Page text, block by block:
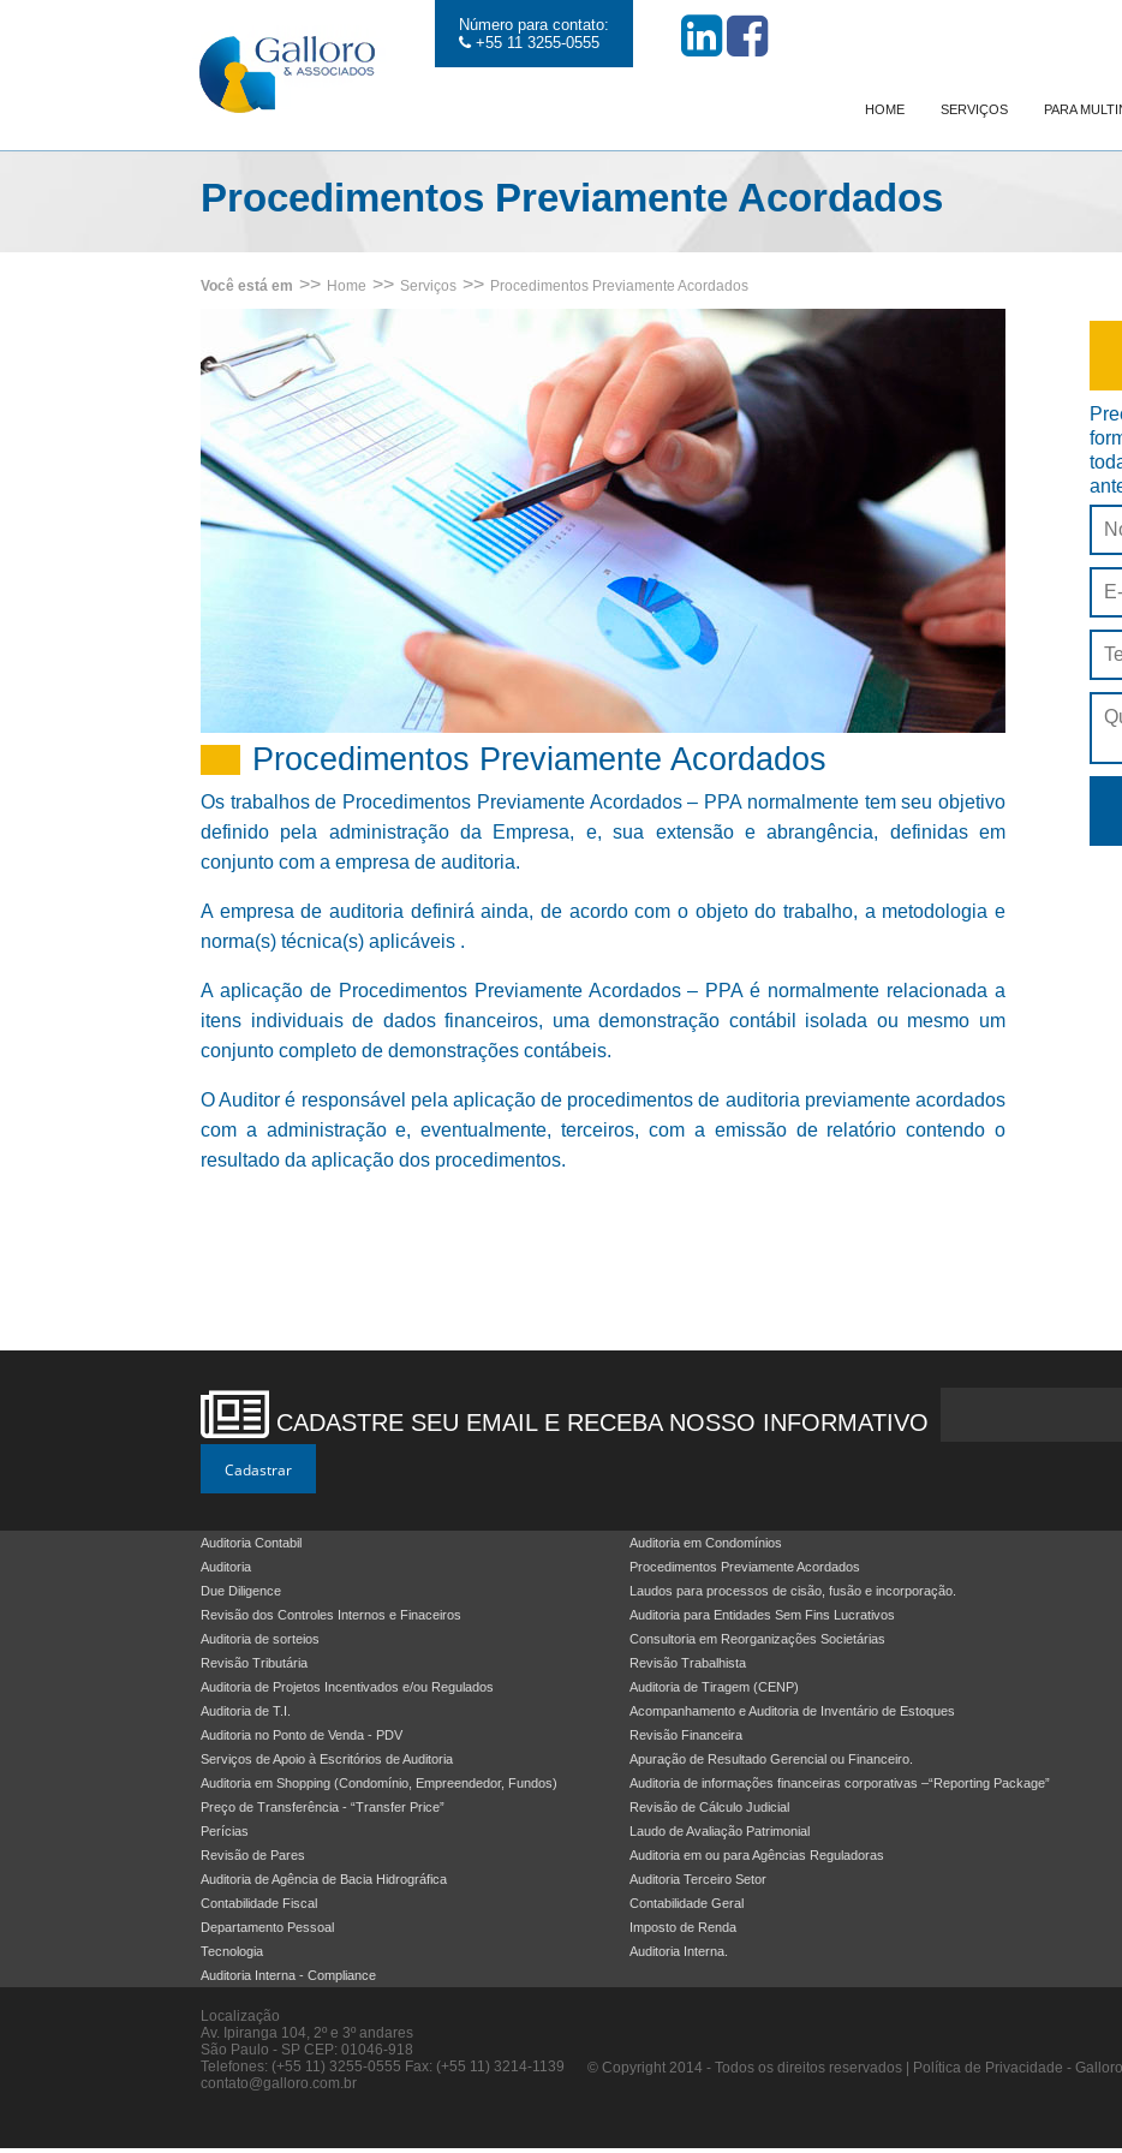
Número para contato:
+55 11 3255-0555
HOME SERVIÇOS PARA
Procedimentos Previamente Acordados
Você está em >> Home >> Serviços >> Procedimentos Previamente Acordados
Procedimentos Previamente Acordados
Os trabalhos de Procedimentos Previamente Acordados – PPA normalmente tem seu objetivo
definido pela administração da Empresa, e, sua extensão e abrangência, definidas em
conjunto com a empresa de auditoria.
A empresa de auditoria definirá ainda, de acordo com o objeto do trabalho, a metodologia e
norma(s) técnica(s) aplicáveis .
A aplicação de Procedimentos Previamente Acordados – PPA é normalmente relacionada a
itens individuais de dados financeiros, uma demonstração contábil isolada ou mesmo um
conjunto completo de demonstrações contábeis.
O Auditor é responsável pela aplicação de procedimentos de auditoria previamente acordados
com a administração e, eventualmente, terceiros, com a emissão de relatório contendo o
resultado da aplicação dos procedimentos.
CADASTRE SEU EMAIL E RECEBA NOSSO INFORMATIVO
Auditoria Contabil
Auditoria em Condomínios
Auditoria
Procedimentos Previamente Acordados
Due Diligence
Laudos para processos de cisão, fusão e incorporação.
Revisão dos Controles Internos e Finaceiros
Auditoria para Entidades Sem Fins Lucrativos
Auditoria de sorteios
Consultoria em Reorganizações Societárias
Revisão Tributária
Revisão Trabalhista
Auditoria de Projetos Incentivados e/ou Regulados
Auditoria de Tiragem (CENP)
Auditoria de T.I.
Acompanhamento e Auditoria de Inventário de Estoques
Auditoria no Ponto de Venda - PDV
Revisão Financeira
Serviços de Apoio à Escritórios de Auditoria
Apuração de Resultado Gerencial ou Financeiro.
Auditoria em Shopping (Condomínio, Empreendedor, Fundos)
Auditoria de informações financeiras corporativas –“Reporting Package”
Preço de Transferência - “Transfer Price”
Revisão de Cálculo Judicial
Perícias
Laudo de Avaliação Patrimonial
Revisão de Pares
Auditoria em ou para Agências Reguladoras
Auditoria de Agência de Bacia Hidrográfica
Auditoria Terceiro Setor
Contabilidade Fiscal
Contabilidade Geral
Departamento Pessoal
Imposto de Renda
Tecnologia
Auditoria Interna.
Auditoria Interna - Compliance
Localização
Av. Ipiranga 104, 2º e 3º andares
São Paulo - SP CEP: 01046-918
Telefones: (+55 11) 3255-0555 Fax: (+55 11) 3214-1139
contato@galloro.com.br
© Copyright 2014 - Todos os direitos reservados | Política de Privacidade - Galloro